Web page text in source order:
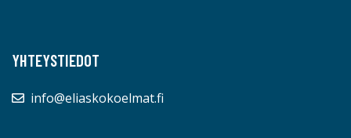
YHTEYSTIEDOT
info@eliaskokoelmat.fi